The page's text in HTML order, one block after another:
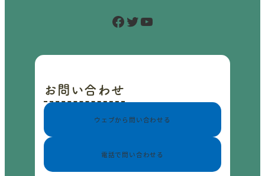
Facebook Twitter YouTube
お問い合わせ
ウェブから問い合わせる
電話で問い合わせる